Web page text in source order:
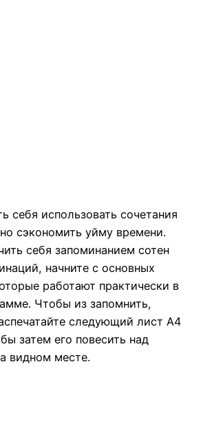
себя использовать сочетания
сэкономить уйму времени.
себя запоминанием сотен
начните с основных
работают практически в
Чтобы из запомнить,
следующий лист А4
затем его повесить над
видном месте.